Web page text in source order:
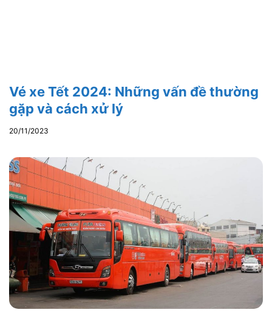
Vé xe Tết 2024: Những vấn đề thường
gặp và cách xử lý
20/11/2023